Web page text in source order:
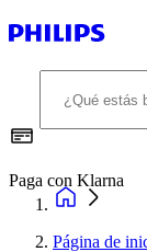
Paga con Klarna
Página de